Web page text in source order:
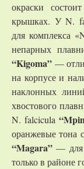
окраски
крышках. У N.
для комплекса
непарных
“Kigoma” —
на корпусе и
наклонных
хвостового
N. falcicula
оранжевые тона
“Magara” — для
только в районе